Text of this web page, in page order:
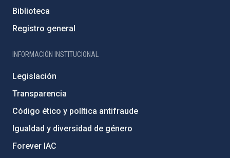
Biblioteca
Registro general
INFORMACIÓN INSTITUCIONAL
Legislación
Transparencia
Código ético y política antifraude
Igualdad y diversidad de género
Forever IAC